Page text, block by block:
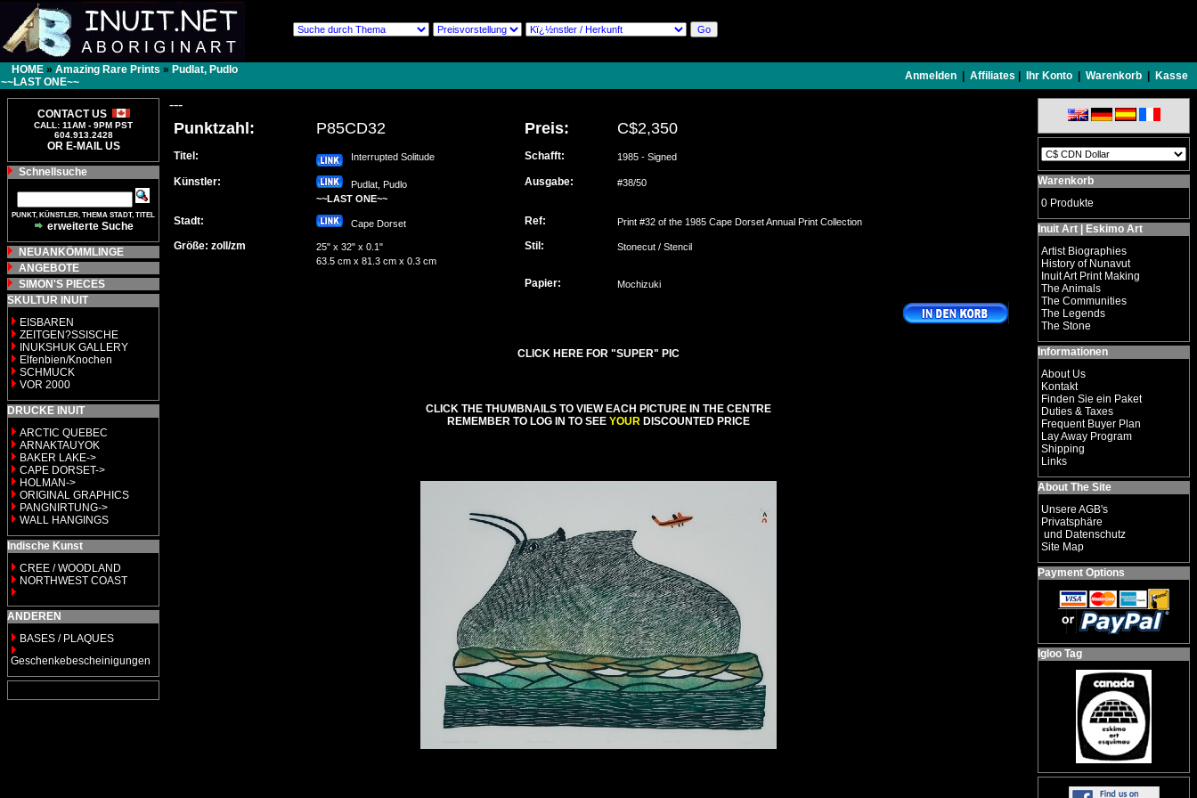
HOME » Amazing Rare Prints » Pudlat, Pudlo
~~LAST ONE~~
Anmelden Affiliates Ihr Konto Warenkorb Kasse
CONTACT US
CALL: 11AM - 9PM PST
604.913.2428
OR E-MAIL US
Schnellsuche
PUNKT, KÜNSTLER, THEMA STADT, TITEL
erweiterte Suche
NEUANKÖMMLINGE
ANGEBOTE
SIMON'S PIECES
SKULTUR INUIT
EISBAREN
ZEITGEN?SSISCHE
INUKSHUK GALLERY
Elfenbien/Knochen
SCHMUCK
VOR 2000
DRUCKE INUIT
ARCTIC QUEBEC
ARNAKTAUYOK
BAKER LAKE->
CAPE DORSET->
HOLMAN->
ORIGINAL GRAPHICS
PANGNIRTUNG->
WALL HANGINGS
Indische Kunst
CREE / WOODLAND
NORTHWEST COAST
ANDEREN
BASES / PLAQUES
Geschenkebescheinigungen
---
Punktzahl: P85CD32 Preis: C$2,350
Titel: Interrupted Solitude Schafft: 1985 - Signed
Künstler:
Pudlat, Pudlo
~~LAST ONE~~
Ausgabe: #38/50
Stadt: Cape Dorset Ref: Print #32 of the 1985 Cape Dorset Annual Print Collection
Größe: zoll/zm
25" x 32" x 0.1"
63.5 cm x 81.3 cm x 0.3 cm
Stil: Stonecut / Stencil
Papier: Mochizuki
CLICK HERE FOR "SUPER" PIC
CLICK THE THUMBNAILS TO VIEW EACH PICTURE IN THE CENTRE
REMEMBER TO LOG IN TO SEE YOUR DISCOUNTED PRICE
Warenkorb
0 Produkte
Inuit Art | Eskimo Art
Artist Biographies
History of Nunavut
Inuit Art Print Making
The Animals
The Communities
The Legends
The Stone
Informationen
About Us
Kontakt
Finden Sie ein Paket
Duties & Taxes
Frequent Buyer Plan
Lay Away Program
Shipping
Links
About The Site
Unsere AGB's
Privatsphäre
und Datenschutz
Site Map
Payment Options
Igloo Tag